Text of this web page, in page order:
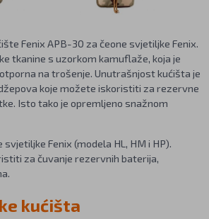
Fenix APB-30 za čeone svjetiljke Fenix.
tkanine s uzorkom kamuflaže, koja je
na trošenje. Unutrašnjost kućišta je
koje možete iskoristiti za rezervne
Isto tako je opremljeno snažnom
Fenix (modela HL, HM i HP).
za čuvanje rezervnih baterija,
kućišta